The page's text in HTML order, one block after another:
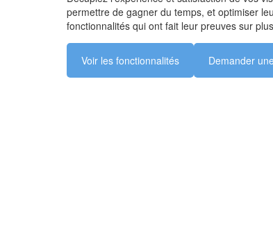
permettre de gagner du temps, et optimiser
fonctionnalités qui ont fait leur preuves sur
Voir les fonctionnalités Demander